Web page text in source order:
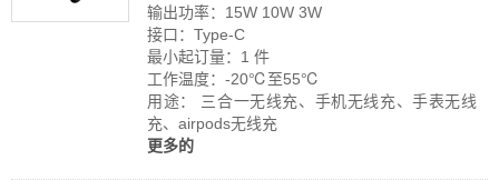
输出功率：15W 10W 3W
接口：Type-C
最小起订量：1 件
工作温度：-20℃至55℃
用途： 三合一无线充、手机无线充、手表无线
充、airpods无线充
更多的